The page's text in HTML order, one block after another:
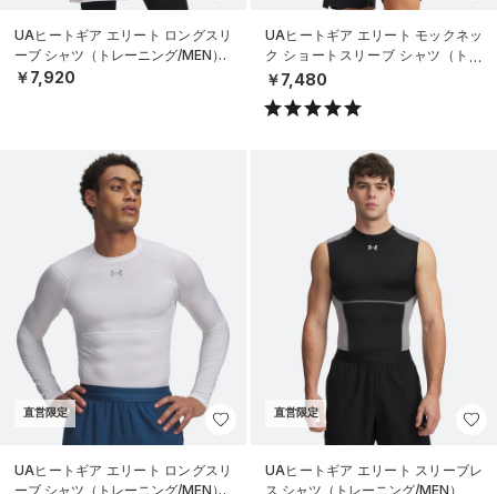
UAヒートギア エリート ロングスリ
ーブ シャツ（トレーニング/MEN）
￥7,920
UAヒートギア エリート モックネッ
ク ショートスリーブ シャツ（トレ
ーニング/MEN）
￥7,480
直営限定
UAヒートギア エリート ロングスリ
ーブ シャツ（トレーニング/MEN）
直営限定
UAヒートギア エリート スリーブレ
ス シャツ（トレーニング/MEN）